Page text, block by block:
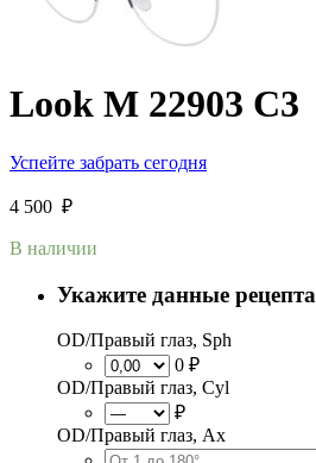
Look M 22903 C3
Успейте забрать сегодня
4 500 ₽
В наличии
Укажите данные рецепта
OD/Правый глаз, Sph
0 ₽
OD/Правый глаз, Cyl
₽
OD/Правый глаз, Ax